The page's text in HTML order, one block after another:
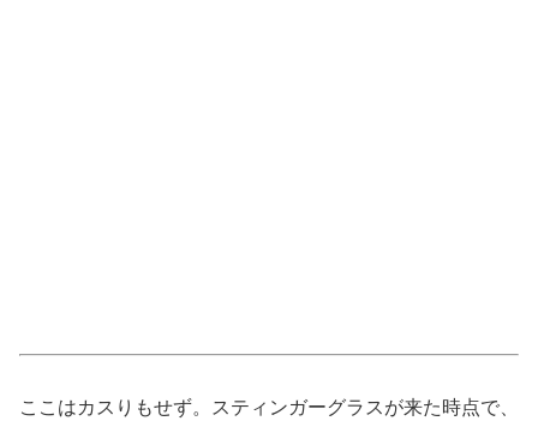
ここはカスりもせず。スティンガーグラスが来た時点で、